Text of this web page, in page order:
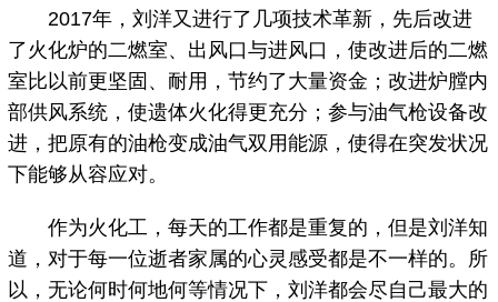
2017年，刘洋又进行了几项技术革新，先后改进
了火化炉的二燃室、出风口与进风口，使改进后的二燃
室比以前更坚固、耐用，节约了大量资金；改进炉膛内
部供风系统，使遗体火化得更充分；参与油气枪设备改
进，把原有的油枪变成油气双用能源，使得在突发状况
下能够从容应对。
作为火化工，每天的工作都是重复的，但是刘洋知
道，对于每一位逝者家属的心灵感受都是不一样的。所
以，无论何时何地何等情况下，刘洋都会尽自己最大的